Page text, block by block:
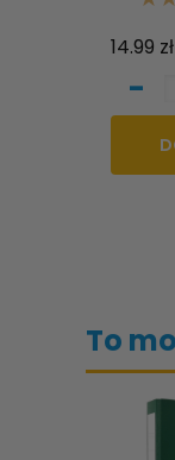
14.99 zł
-
To